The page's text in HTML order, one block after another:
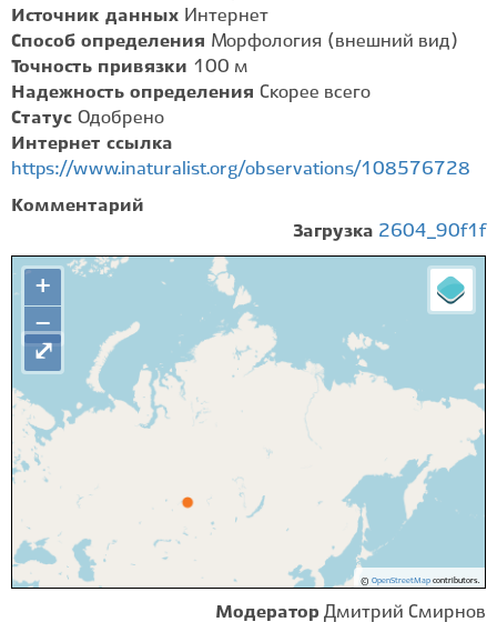
Источник данных Интернет
Способ определения Морфология (внешний вид)
Точность привязки 100 м
Надежность определения Скорее всего
Статус Одобрено
Интернет ссылка
https://www.inaturalist.org/observations/108576728
Комментарий
Загрузка 2604_90f1f
+
−
© OpenStreetMapcontributors.
⤢
Модератор Дмитрий Смирнов